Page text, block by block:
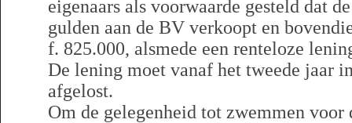
eigenaars als voorwaarde gesteld dat
gulden aan de BV verkoopt en
f. 825.000, alsmede een renteloze
De lening moet vanaf het tweede jaar
afgelost.
Om de gelegenheid tot zwemmen voor